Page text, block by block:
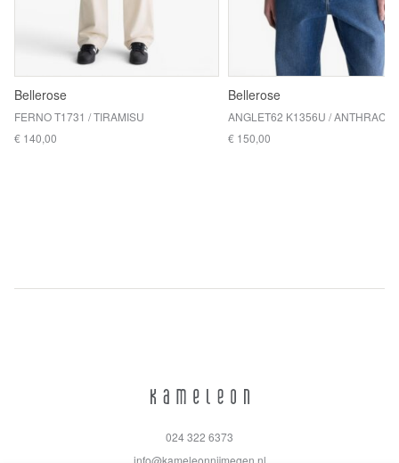
Bellerose
FERNO T1731 / TIRAMISU
€ 140,00
Bellerose
ANGLET62 K1356U /
€ 150,00
024 322 6373
info@kameleonnijmegen.nl